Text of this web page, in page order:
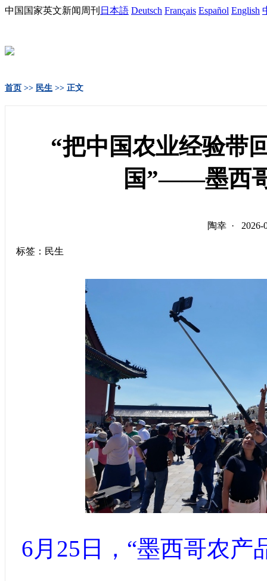
中国国家英文新闻周刊 日本語 Deutsch Français Español English
首页 >> 民生 >> 正文
“把中国农业经验带
国”——墨西
陶幸 · 2026-
标签：民生
6月25日，“墨西哥农产